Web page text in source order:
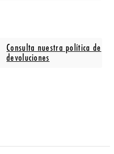
Consulta nuestra política de
devoluciones